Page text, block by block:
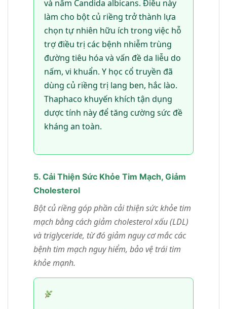
và nấm Candida albicans. Điều này
làm cho bột củ riềng trở thành lựa
chọn tự nhiên hữu ích trong việc hỗ
trợ điều trị các bệnh nhiễm trùng
đường tiêu hóa và vấn đề da liễu do
nấm, vi khuẩn. Y học cổ truyền đã
dùng củ riềng trị lang ben, hắc lào.
Thaphaco khuyến khích tận dụng
dược tính này để tăng cường sức đề
kháng an toàn.
5. Cải Thiện Sức Khỏe Tim Mạch, Giảm
Cholesterol
Bột củ riềng góp phần cải thiện sức khỏe tim
mạch bằng cách giảm cholesterol xấu (LDL)
và triglyceride, từ đó giảm nguy cơ mắc các
bệnh tim mạch nguy hiểm, bảo vệ trái tim
khỏe mạnh.